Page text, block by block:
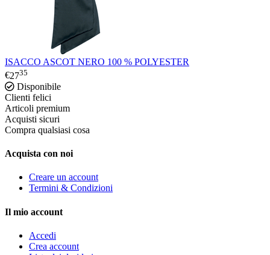
ISACCO ASCOT NERO 100 % POLYESTER
€2735
Disponibile
Clienti felici
Articoli premium
Acquisti sicuri
Compra qualsiasi cosa
Acquista con noi
Creare un account
Termini & Condizioni
Il mio account
Accedi
Crea account